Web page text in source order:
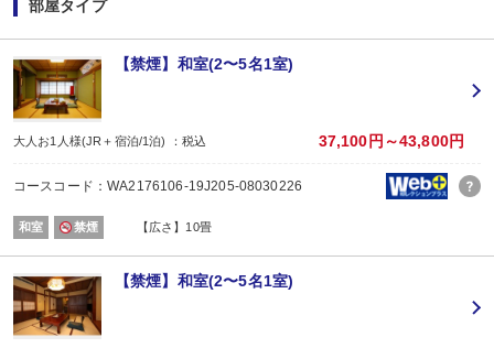
■夕食
場所:
宴会場
内容:
和食会席
【時間】１８：００または１８：３０ ※チェックイン時ご案内
宴会場
内容:
和食
【時間】７：３０または８：００ ※チェックイン時ご案内
部屋タイプ
【禁煙】和室(2〜5名1室)
大人お1人様(JR＋宿泊/1泊) ：税込 37,100円～43,800円
コースコード：WA2176106-19J205-08030226
和室 禁煙 【広さ】10畳
【禁煙】和室(2〜5名1室)